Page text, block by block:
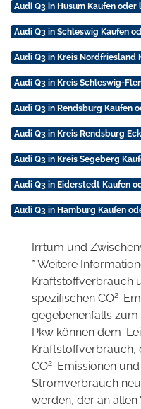
Audi Q3 in Husum Kaufen oder
Audi Q3 in Schleswig Kaufen
Audi Q3 in Kreis Nordfriesland
Audi Q3 in Kreis Schleswig-
Audi Q3 in Rendsburg Kaufen
Audi Q3 in Kreis Rendsburg
Audi Q3 in Kreis Segeberg
Audi Q3 in Eiderstedt Kaufen
Audi Q3 in Hamburg Kaufen
Irrtum und
* Weitere
Kraftstoffverbrauch
spezifischen CO2-
gegebenenfalls
Pkw können dem
Kraftstoffverbrauch,
CO2-Emissionen
Stromverbrauch
werden, der an